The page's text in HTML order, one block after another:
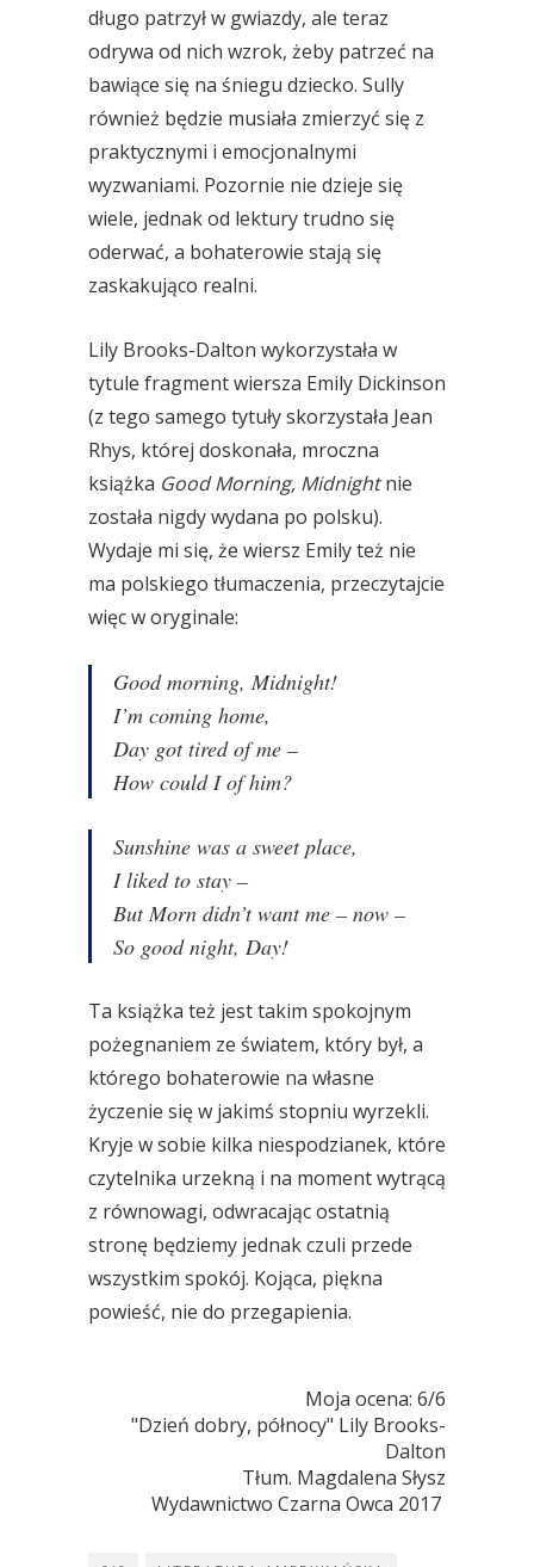
długo patrzył w gwiazdy, ale teraz
odrywa od nich wzrok, żeby patrzeć na
bawiące się na śniegu dziecko. Sully
również będzie musiała zmierzyć się z
praktycznymi i emocjonalnymi
wyzwaniami. Pozornie nie dzieje się
wiele, jednak od lektury trudno się
oderwać, a bohaterowie stają się
zaskakująco realni.
Lily Brooks-Dalton wykorzystała w
tytule fragment wiersza Emily Dickinson
(z tego samego tytuły skorzystała Jean
Rhys, której doskonała, mroczna
książka Good Morning, Midnightnie
została nigdy wydana po polsku).
Wydaje mi się, że wiersz Emily też nie
ma polskiego tłumaczenia, przeczytajcie
więc w oryginale:
Good morning, Midnight!
I’m coming home,
Day got tired of me –
How could I of him?
Sunshine was a sweet place,
I liked to stay –
But Morn didn’t want me – now –
So good night, Day!
Ta książka też jest takim spokojnym
pożegnaniem ze światem, który był, a
którego bohaterowie na własne
życzenie się w jakimś stopniu wyrzekli.
Kryje w sobie kilka niespodzianek, które
czytelnika urzekną i na moment wytrącą
z równowagi, odwracając ostatnią
stronę będziemy jednak czuli przede
wszystkim spokój. Kojąca, piękna
powieść, nie do przegapienia.
Moja ocena: 6/6
Dalton
Tłum. Magdalena Słysz
Wydawnictwo Czarna Owca 2017